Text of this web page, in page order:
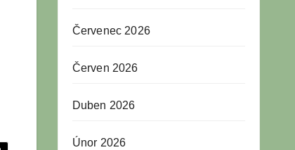
Červenec 2026
Červen 2026
Duben 2026
Únor 2026